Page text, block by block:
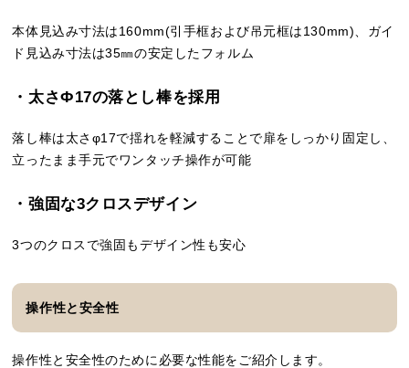
本体見込み寸法は160mm(引手框および吊元框は130mm)、ガイ
ド見込み寸法は35㎜の安定したフォルム
・太さФ17の落とし棒を採用
落し棒は太さφ17で揺れを軽減することで扉をしっかり固定し、
立ったまま手元でワンタッチ操作が可能
・強固な3クロスデザイン
3つのクロスで強固もデザイン性も安心
操作性と安全性
操作性と安全性のために必要な性能をご紹介します。